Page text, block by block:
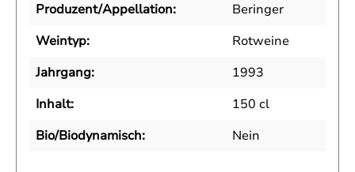
Produzent/Appellation:
Beringer
Weintyp:
Rotweine
Jahrgang:
1993
Inhalt:
150 cl
Bio/Biodynamisch:
Nein